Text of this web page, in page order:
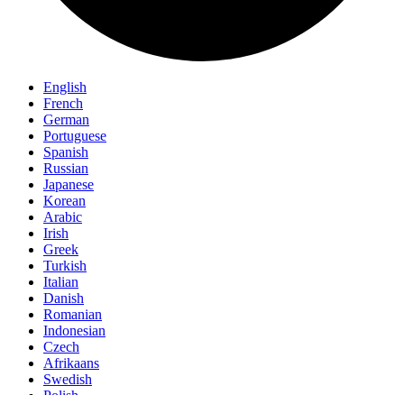
English
French
German
Portuguese
Spanish
Russian
Japanese
Korean
Arabic
Irish
Greek
Turkish
Italian
Danish
Romanian
Indonesian
Czech
Afrikaans
Swedish